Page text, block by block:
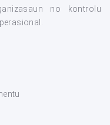
no kontrolu